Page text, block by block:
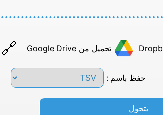
تحميل من Google Drive
حفظ باسم :
يتحول